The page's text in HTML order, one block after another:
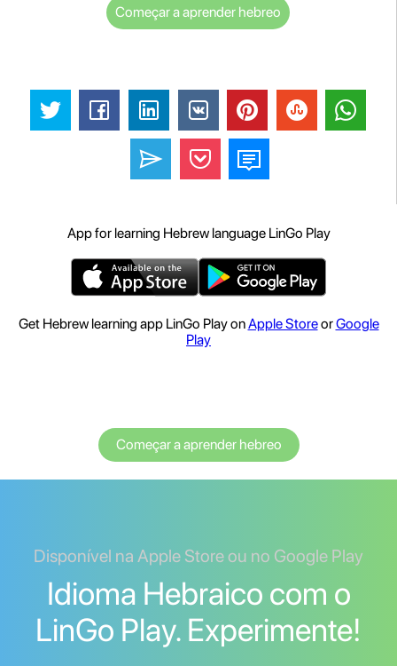
Começar a aprender hebreo
App for learning Hebrew language LinGo Play
Get Hebrew learning app LinGo Play onApple StoreorGoogle
Play
Começar a aprender hebreo
Disponível na Apple Store ou no Google Play
Idioma Hebraico com o
LinGo Play. Experimente!